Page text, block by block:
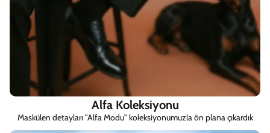
Alfa Koleksiyonu
Maskülen detayları "Alfa Modu" koleksiyonumuzla ön plana çıkardık